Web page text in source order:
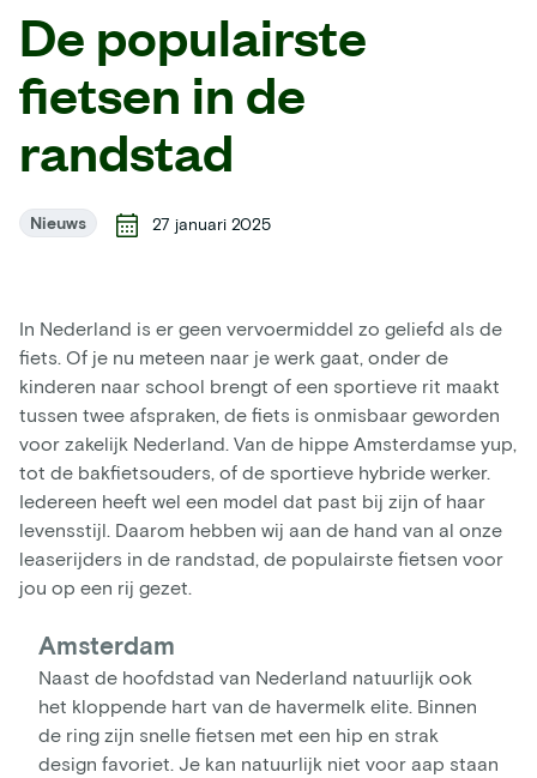
De populairste
fietsen in de
randstad
Nieuws 27 januari 2025
In Nederland is er geen vervoermiddel zo geliefd als de
fiets. Of je nu meteen naar je werk gaat, onder de
kinderen naar school brengt of een sportieve rit maakt
tussen twee afspraken, de fiets is onmisbaar geworden
voor zakelijk Nederland. Van de hippe Amsterdamse yup,
tot de bakfietsouders, of de sportieve hybride werker.
Iedereen heeft wel een model dat past bij zijn of haar
levensstijl. Daarom hebben wij aan de hand van al onze
leaserijders in de randstad, de populairste fietsen voor
jou op een rij gezet.
Amsterdam
Naast de hoofdstad van Nederland natuurlijk ook
het kloppende hart van de havermelk elite. Binnen
de ring zijn snelle fietsen met een hip en strak
design favoriet. Je kan natuurlijk niet voor aap staan